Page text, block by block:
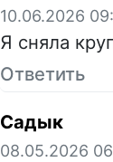
10.06.2026
Я сняла
Ответить
Садык
08.05.2026